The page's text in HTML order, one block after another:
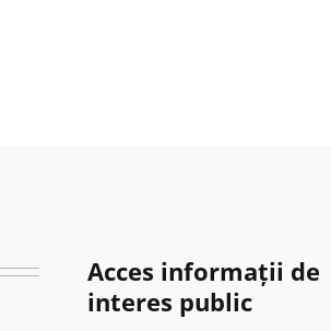
Acces informații de
interes public